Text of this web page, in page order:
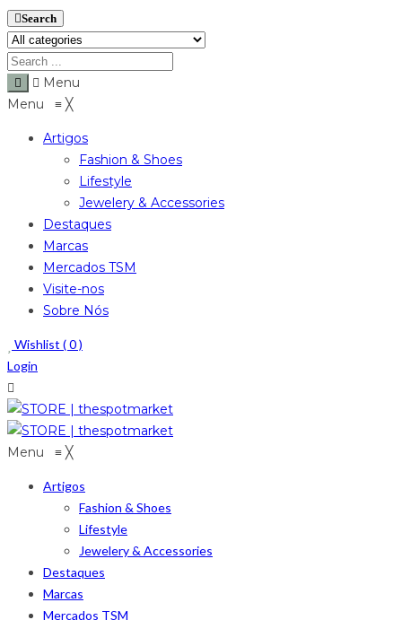
Search
Menu
Menu ≡ ╳
Artigos
Fashion & Shoes
Lifestyle
Jewelery & Accessories
Destaques
Marcas
Mercados TSM
Visite-nos
Sobre Nós
Wishlist (0)
Login
Menu ≡ ╳
Artigos
Fashion & Shoes
Lifestyle
Jewelery & Accessories
Destaques
Marcas
Mercados TSM